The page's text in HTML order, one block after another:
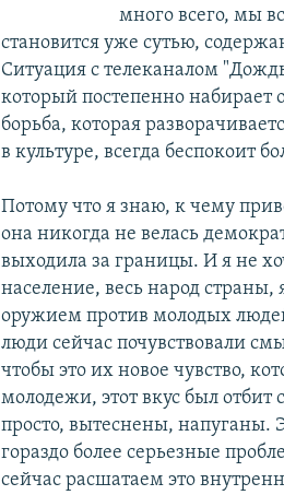
много всего, мы
становится уже сутью,
Ситуация с телеканалом
который постепенно набирает
борьба, которая
в культуре, всегда беспокоит
Потому что я знаю, к чему
она никогда не велась
выходила за границы. И я не
население, весь народ страны,
оружием против молодых
люди сейчас почувствовали
чтобы это их новое чувство,
молодежи, этот вкус был
просто, вытеснены, напуганы.
гораздо более серьезные
сейчас расшатаем это